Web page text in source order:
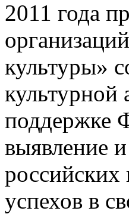
2011 года
культуры»
культурной
поддержке
выявление
успехов в